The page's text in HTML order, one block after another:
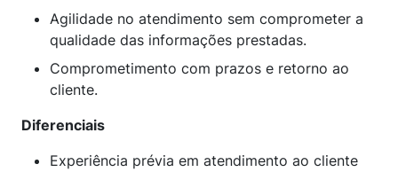
Agilidade no atendimento sem comprometer a
qualidade das informações prestadas.
Comprometimento com prazos e retorno ao
cliente.
Diferenciais
Experiência prévia em atendimento ao cliente